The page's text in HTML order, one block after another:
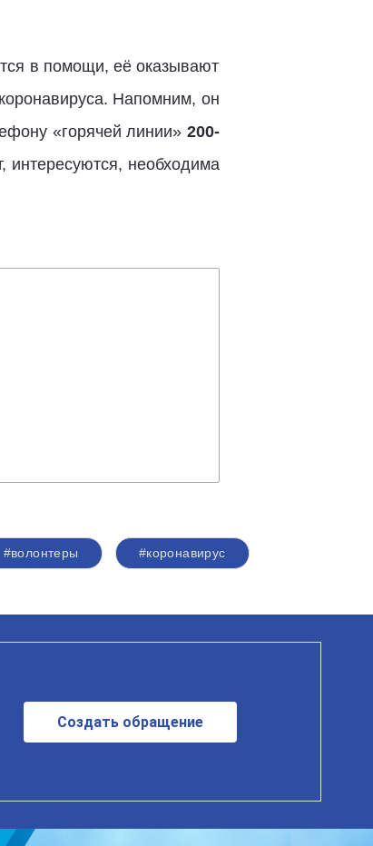
в помощи, её оказывают
Напомним, он
«горячей линии» 200-
интересуются, необходима
#волонтеры #коронавирус
Создать обращение